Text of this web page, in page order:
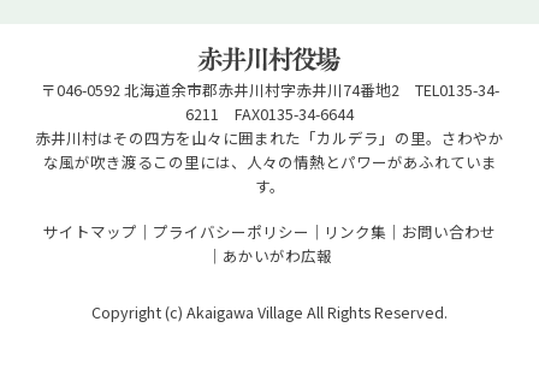
〒046-0592 北海道余市郡赤井川村字赤井川74番地2 TEL0135-34-
6211 FAX0135-34-6644
赤井川村はその四方を山々に囲まれた「カルデラ」の里。さわやか
な風が吹き渡るこの里には、人々の情熱とパワーがあふれていま
す。
サイトマップ
プライバシーポリシー リンク集
お問い合わせ
あかいがわ広報
Copyright (c) Akaigawa Village All Rights Reserved.